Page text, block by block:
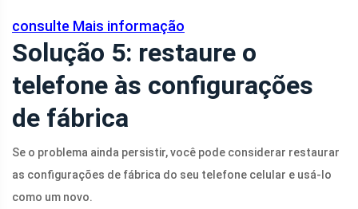
consulte Mais informação
Solução 5: restaure o
telefone às configurações
de fábrica
Se o problema ainda persistir, você pode considerar restaurar
as configurações de fábrica do seu telefone celular e usá-lo
como um novo.